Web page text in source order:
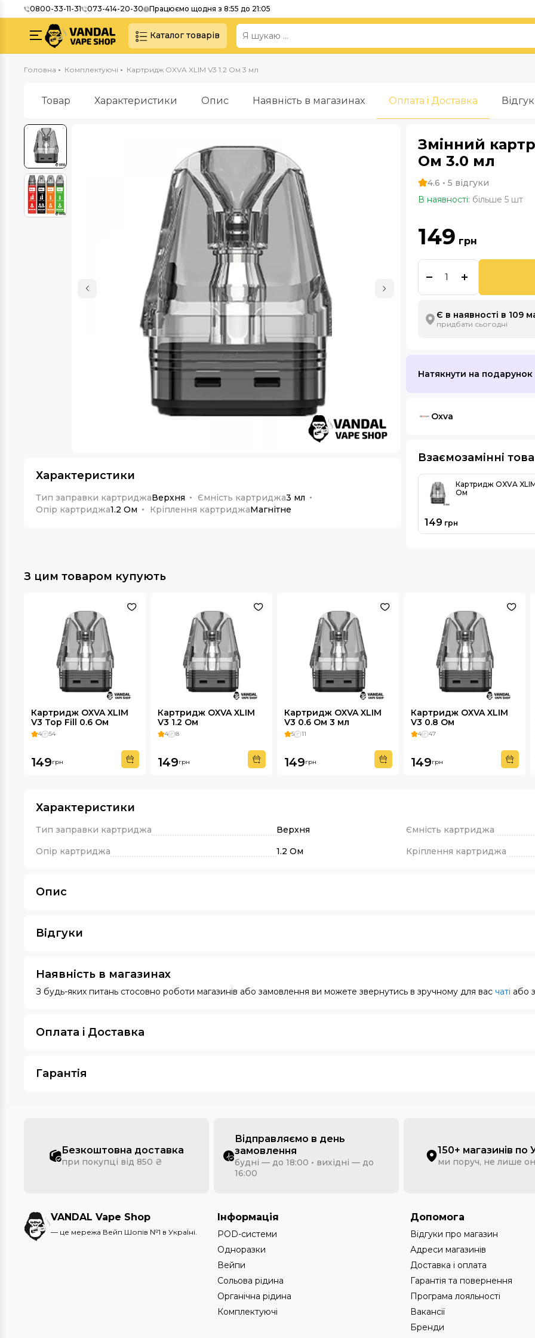
0800-33-11-31 073-414-20-30 Працюємо щодня з 8:55 до 21:05
Каталог товарів
Головна Комплектуючі Картридж OXVA XLIM V3 1.2 Ом 3 мл
Товар Характеристики Опис Наявність в магазинах Оплата i Доставка
Характеристики
Тип заправки картриджаВерхня Ємність картриджа3 мл
Опір картриджа1.2 Ом Кріплення картриджаМагнітне
Змінний
Ом 3.0 мл
4.6 • 5 відгуки
В наявності: більше 5 шт
149 грн
Є в наявності в 109
придбати сьогодні
Натякнути на подарунок
Oxva
Взаємозамінні
Картридж OXVA
Ом
149 грн
З цим товаром купують
Картридж OXVA XLIM
V3 Top Fill 0.6 Ом
4 54
149грн
Картридж OXVA XLIM
V3 1.2 Ом
4 8
149грн
Картридж OXVA XLIM
V3 0.6 Ом 3 мл
5 11
149грн
Картридж OXVA XLIM
V3 0.8 Ом
4 47
149грн
Характеристики
Тип заправки картриджа Верхня Ємність картриджа
Опір картриджа
1.2 Ом Кріплення картриджа
Опис
Відгуки
Наявність в магазинах
З будь-яких питань стосовно роботи магазинів або замовлення ви можете звернутись в зручному для вас чаті або
Оплата i Доставка
Гарантія
Безкоштовна доставка
при покупці від 850 ₴
Відправляємо в день
замовлення
будні — до 18:00 • вихідні — до
16:00
150+ магазинів по
ми поруч, не лише
VANDAL Vape Shop
— це мережа Вейп Шопів №1 в УкраЇні.
Інформація
POD-системи
Одноразки
Вейпи
Сольова рідина
Органічна рідина
Комплектуючі
Допомога
Відгуки про магазин
Адреси магазинів
Доставка і оплата
Гарантія та повернення
Програма лояльності
Вакансії
Бренди